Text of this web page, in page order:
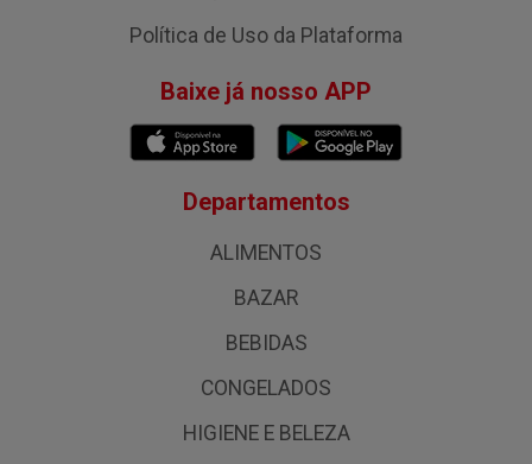
Política de Uso da Plataforma
Baixe já nosso APP
Departamentos
ALIMENTOS
BAZAR
BEBIDAS
CONGELADOS
HIGIENE E BELEZA